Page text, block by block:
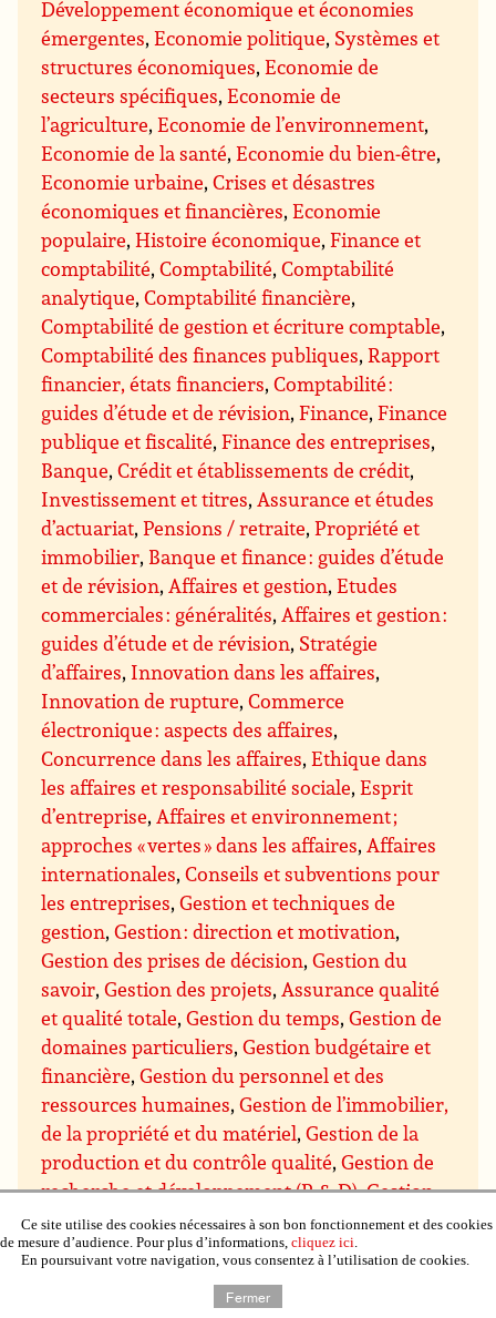
Développement économique et économies
émergentes,Economie politique, Systèmes et
structures économiques,Economie de
secteurs spécifiques,Economie de
l’agriculture,Economie de l’environnement,
Economie de la santé,Economie du bien-être,
Economie urbaine,Crises et désastres
économiques et financières,Economie
populaire,Histoire économique,Finance et
comptabilité,Comptabilité,Comptabilité
analytique,Comptabilité financière,
Comptabilité de gestion et écriture comptable,
Comptabilité des finances publiques,Rapport
financier, états financiers,Comptabilité :
guides d’étude et de révision,Finance,Finance
publique et fiscalité,Finance des entreprises,
Banque,Crédit et établissements de crédit,
Investissement et titres,Assurance et études
d’actuariat,Pensions / retraite,Propriété et
immobilier, Banque et finance : guides d’étude
et de révision,Affaires et gestion,Etudes
commerciales : généralités,Affaires et gestion :
guides d’étude et de révision, Stratégie
d’affaires, Innovation dans les affaires,
Innovation de rupture,Commerce
électronique : aspects des affaires,
Concurrence dans les affaires,Ethique dans
les affaires et responsabilité sociale,Esprit
d’entreprise,Affaires et environnement ;
approches « vertes » dans les affaires,Affaires
internationales,Conseils et subventions pour
les entreprises,Gestion et techniques de
gestion,Gestion : direction et motivation,
Gestion des prises de décision,Gestion du
savoir,Gestion des projets,Assurance qualité
et qualité totale,Gestion du temps,Gestion de
domaines particuliers,Gestion budgétaire et
financière,Gestion du personnel et des
ressources humaines,Gestion de l’immobilier,
de la propriété et du matériel,Gestion de la
production et du contrôle qualité,Gestion de
recherche et développement (R & D),Gestion
des ventes et marketing,Gestion des achats et
des approvisionnements,Gestion de la
distribution et de la logistique
Communication et présentation
Ce site utilise des cookies nécessaires à son bon fonctionnement et des cookies
de mesure d’audience. Pour plus d’informations, cliquez ici.
En poursuivant votre navigation, vous consentez à l’utilisation de cookies.
Fermer